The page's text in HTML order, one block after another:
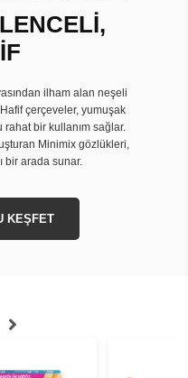
ilham alan neşeli
çerçeveler, yumuşak
rahat bir kullanım sağlar.
Minimix gözlükleri,
bir arada sunar.
KEŞFET